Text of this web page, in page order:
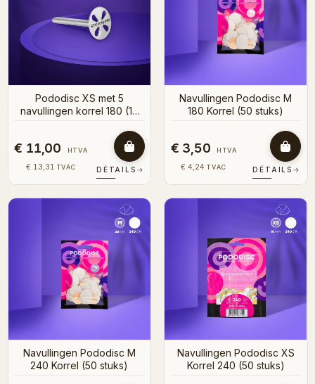
Pododisc XS met 5
navullingen korrel 180 (10
€ 11,00 HTVA
€ 13,31 TVAC DÉTAILS →
Navullingen Pododisc M
180 Korrel (50 stuks)
€ 3,50 HTVA
€ 4,24 TVAC DÉTAILS →
Navullingen Pododisc M
240 Korrel (50 stuks)
Navullingen Pododisc XS
Korrel 240 (50 stuks)